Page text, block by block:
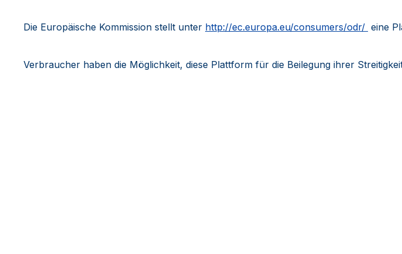
Die Europäische Kommission stellt unter http://ec.europa.eu/consumers/odr/ eine
Verbraucher haben die Möglichkeit, diese Plattform für die Beilegung ihrer